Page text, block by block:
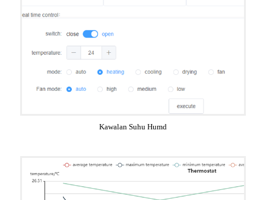
Kawalan Suhu Humd